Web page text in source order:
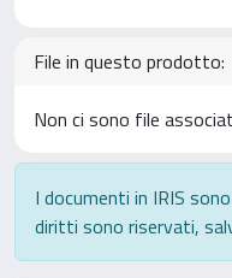
File in questo prodotto:
Non ci sono file
I documenti in IRIS
diritti sono riservati,